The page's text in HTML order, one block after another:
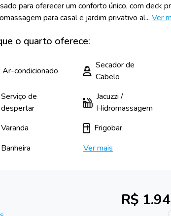
para oferecer um conforto único, com deck
para casal e jardim privativo al... Ver
o quarto oferece:
Ar-condicionado
Secador de
Cabelo
Serviço de
despertar
Jacuzzi /
Hidromassagem
Varanda
Frigobar
Banheira
Ver mais
R$